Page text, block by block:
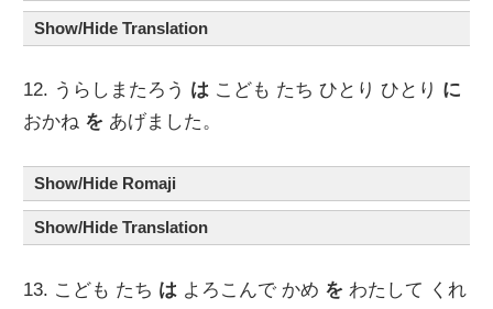
Show/Hide Translation
12. うらしまたろう は こども たち ひとり ひとり に
おかね を あげました。
Show/Hide Romaji
Show/Hide Translation
13. こども たち は よろこんで かめ を わたして くれ